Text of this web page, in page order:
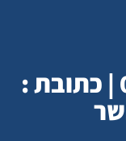
טלפון : 077-2085240 | כתובת :